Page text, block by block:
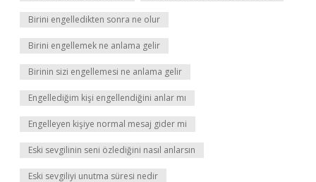
Birini engelledikten sonra ne olur
Birini engellemek ne anlama gelir
Birinin sizi engellemesi ne anlama gelir
Engellediğim kişi engellendiğini anlar mı
Engelleyen kişiye normal mesaj gider mi
Eski sevgilinin seni özlediğini nasıl anlarsın
Eski sevgiliyi unutma süresi nedir